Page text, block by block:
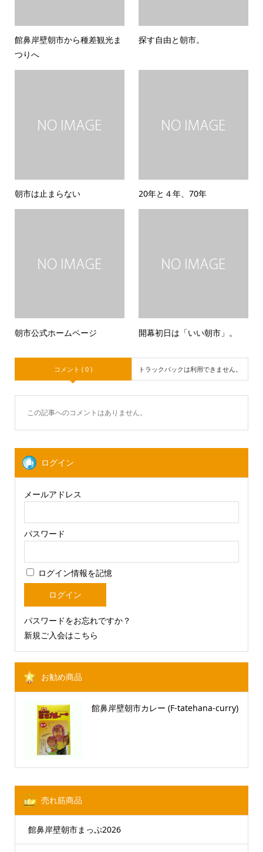
館鼻岸壁朝市から種差観光ま
つりへ
探す自由と朝市。
朝市は止まらない 20年と４年、70年
朝市公式ホームページ 開幕初日は「いい朝市」。
コメント ( 0 ) トラックバックは利用できません。
この記事へのコメントはありません。
ログイン
メールアドレス
パスワード
ログイン情報を記憶
パスワードをお忘れですか？
新規ご入会はこちら
お勧め商品
館鼻岸壁朝市カレー (F-tatehana-curry)
売れ筋商品
館鼻岸壁朝市まっぷ2026